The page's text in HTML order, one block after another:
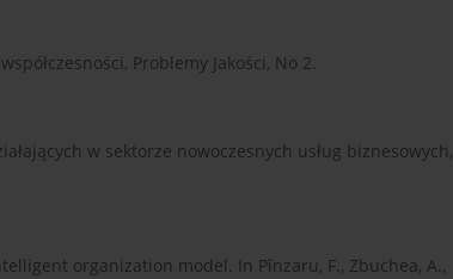
Problemy Jakości, No 2.
w sektorze nowoczesnych usług biznesowych,
organization model. In Pînzaru, F., Zbuchea, A.,